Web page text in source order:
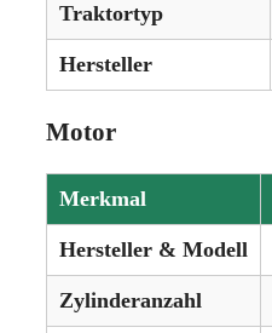
Traktortyp
Hersteller
Motor
Merkmal
Hersteller & Modell
Zylinderanzahl